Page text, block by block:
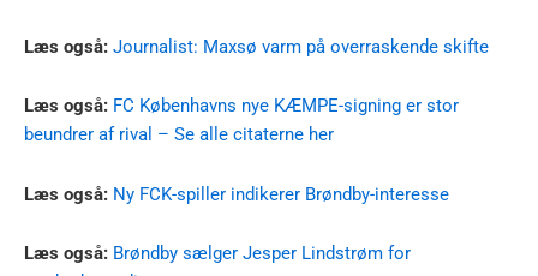
Læs også: Journalist: Maxsø varm på overraskende skifte
Læs også: FC Københavns nye KÆMPE-signing er stor
beundrer af rival – Se alle citaterne her
Læs også: Ny FCK-spiller indikerer Brøndby-interesse
Læs også: Brøndby sælger Jesper Lindstrøm for